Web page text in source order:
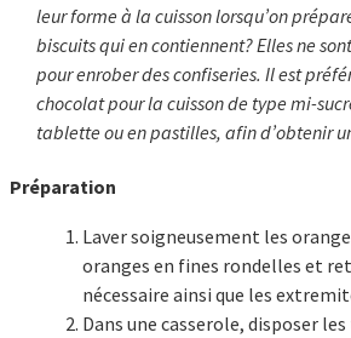
leur forme à la cuisson lorsqu’on
biscuits qui en contiennent? Elles ne
pour enrober des confiseries. Il est
chocolat pour la cuisson de type mi-
tablette ou en pastilles, afin d’obtenir
Préparation
Laver soigneusement les
oranges en fines rondelles et
nécessaire ainsi que les
Dans une casserole, disposer